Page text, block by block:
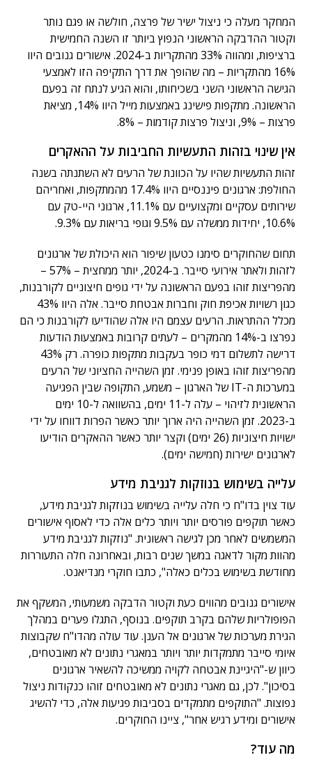
המחקר מעלה כי ניצול ישיר של פרצה, חולשה או פגם נותר
וקטור ההדבקה הראשוני הנפוץ ביותר זו השנה החמישית
ברציפות, ומהווה 33% מהתקריות ב-2024. אישורים גנובים היוו
16% מהתקריות – מה שהופך את דרך התקיפה הזו לאמצעי
הגישה הראשוני השני בשכיחותו, והוא הגיע לנתח זה בפעם
הראשונה. מתקפות פישינג באמצעות מייל היוו 14%, מציאת
פרצות – 9%, וניצול פרצות קודמות – 8%.
אין שינוי בזהות התעשיות החביבות על ההאקרים
זהות התעשיות שהיו על הכוונת של הרעים לא השתנתה בשנה
החולפת: ארגונים פיננסיים היוו 17.4% מהמתקפות, ואחריהם
שירותים עסקיים ומקצועיים עם 11.1%, ארגוני היי-טק עם
10.6%, יחידות ממשלה עם 9.5% וגופי בריאות עם 9.3%.
תחום שהחוקרים סימנו כטעון שיפור הוא היכולת של ארגונים
לזהות ולאתר אירועי סייבר. ב-2024, יותר ממחצית – 57% –
מהפריצות זוהו בפעם הראשונה על ידי גופים חיצוניים לקורבנות,
כגון רשויות אכיפת חוק וחברות אבטחת סייבר. אלה היוו 43%
מכלל ההתראות. הרעים עצמם היו אלה שהודיעו לקורבנות כי הם
נפרצו ב-14% מהמקרים – לעתים קרובות באמצעות הודעות
דרישה לתשלום דמי כופר בעקבות מתקפות כופרה. רק 43%
מהפריצות זוהו באופן פנימי. זמן השהייה החציוני של הרעים
במערכות ה-IT של הארגון – משמע, התקופה שבין הפגיעה
הראשונית לזיהוי – עלה ל-11 ימים, בהשוואה ל-10 ימים
ב-2023. זמן השהייה היה ארוך יותר כאשר הפרות דווחו על ידי
ישויות חיצוניות (26 ימים) וקצר יותר כאשר ההאקרים הודיעו
לארגונים ישירות (חמישה ימים).
עלייה בשימוש בנוזקות לגניבת מידע
עוד צוין בדו"ח כי חלה עלייה בשימוש בנוזקות לגניבת מידע,
כאשר תוקפים פורסים יותר ויותר כלים אלה כדי לאסוף אישורים
המשמשים לאחר מכן לגישה ראשונית. "נוזקות לגניבת מידע
מהוות מקור לדאגה במשך שנים רבות, ובאחרונה חלה התעוררות
מחודשת בשימוש בכלים כאלה", כתבו חוקרי מנדיאנט.
אישורים גנובים מהווים כעת וקטור הדבקה משמעותי, המשקף את
הפופולריות שלהם בקרב תוקפים. בנוסף, התגלו פערים במהלך
הגירת מערכות של ארגונים אל הענן. עוד עולה מהדו"ח שקבוצות
איומי סייבר מתמקדות יותר ויותר במאגרי נתונים לא מאובטחים,
כיוון ש-"היגיינת אבטחה לקויה ממשיכה להשאיר ארגונים
בסיכון". לכן, גם מאגרי נתונים לא מאובטחים זוהו כנקודות ניצול
נפוצות. "התוקפים מתמקדים בסביבות פגיעות אלה, כדי להשיג
אישורים ומידע רגיש אחר", ציינו החוקרים.
מה עוד?